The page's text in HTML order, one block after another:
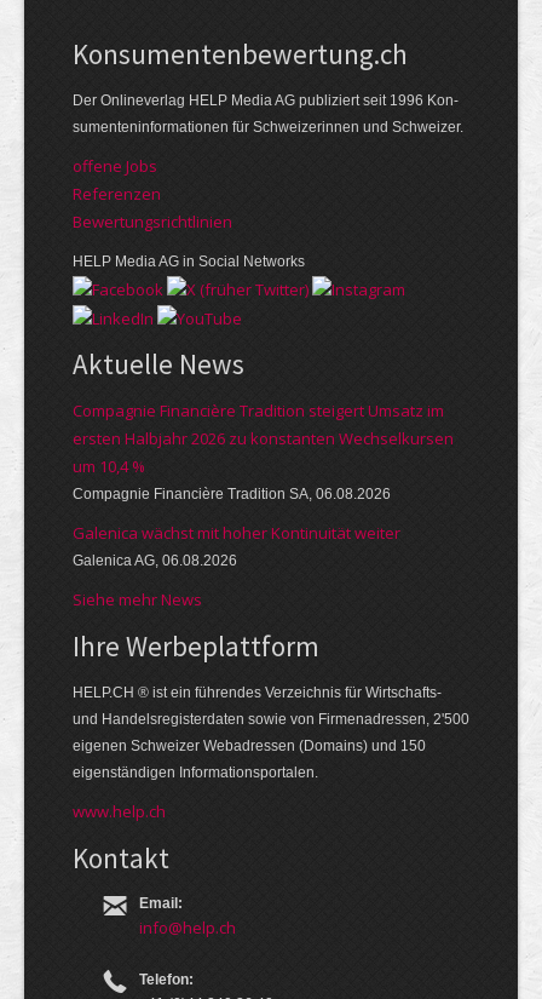
Kon­su­menten­be­wer­tung.ch
Der Online­verlag HELP Media AG publi­ziert seit 1996 Kon­
su­menten­infor­mationen für Schwei­zerinnen und Schweizer.
offene Jobs
Referenzen
Bewer­tungs­richt­linien
HELP Media AG in Social Networks
Aktuelle News
Compagnie Financière Tradition steigert Umsatz im
ersten Halbjahr 2026 zu konstanten Wechselkursen
um 10,4 %
Compagnie Financière Tradition SA, 06.08.2026
Galenica wächst mit hoher Kontinuität weiter
Galenica AG, 06.08.2026
Siehe mehr News
Ihre Werbe­platt­form
HELP.CH ® ist ein führendes Ver­zeich­nis für Wirt­schafts-
und Handels­register­daten so­wie von Firmen­adressen, 2'500
eige­nen Schweizer Web­adressen (Domains) und 150
eigen­ständigen Infor­mations­por­talen.
www.help.ch
Kontakt
Email:
info@help.ch
Telefon: